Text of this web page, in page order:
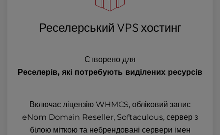
Реселерський VPS хостинг
Створено для
Реселерів, які потребують виділених ресурсів
Включає ліцензію WHMCS, обліковий запис
eNom Domain Reseller, Softaculous, сервер з
білою міткою та небрендовані сервери імен